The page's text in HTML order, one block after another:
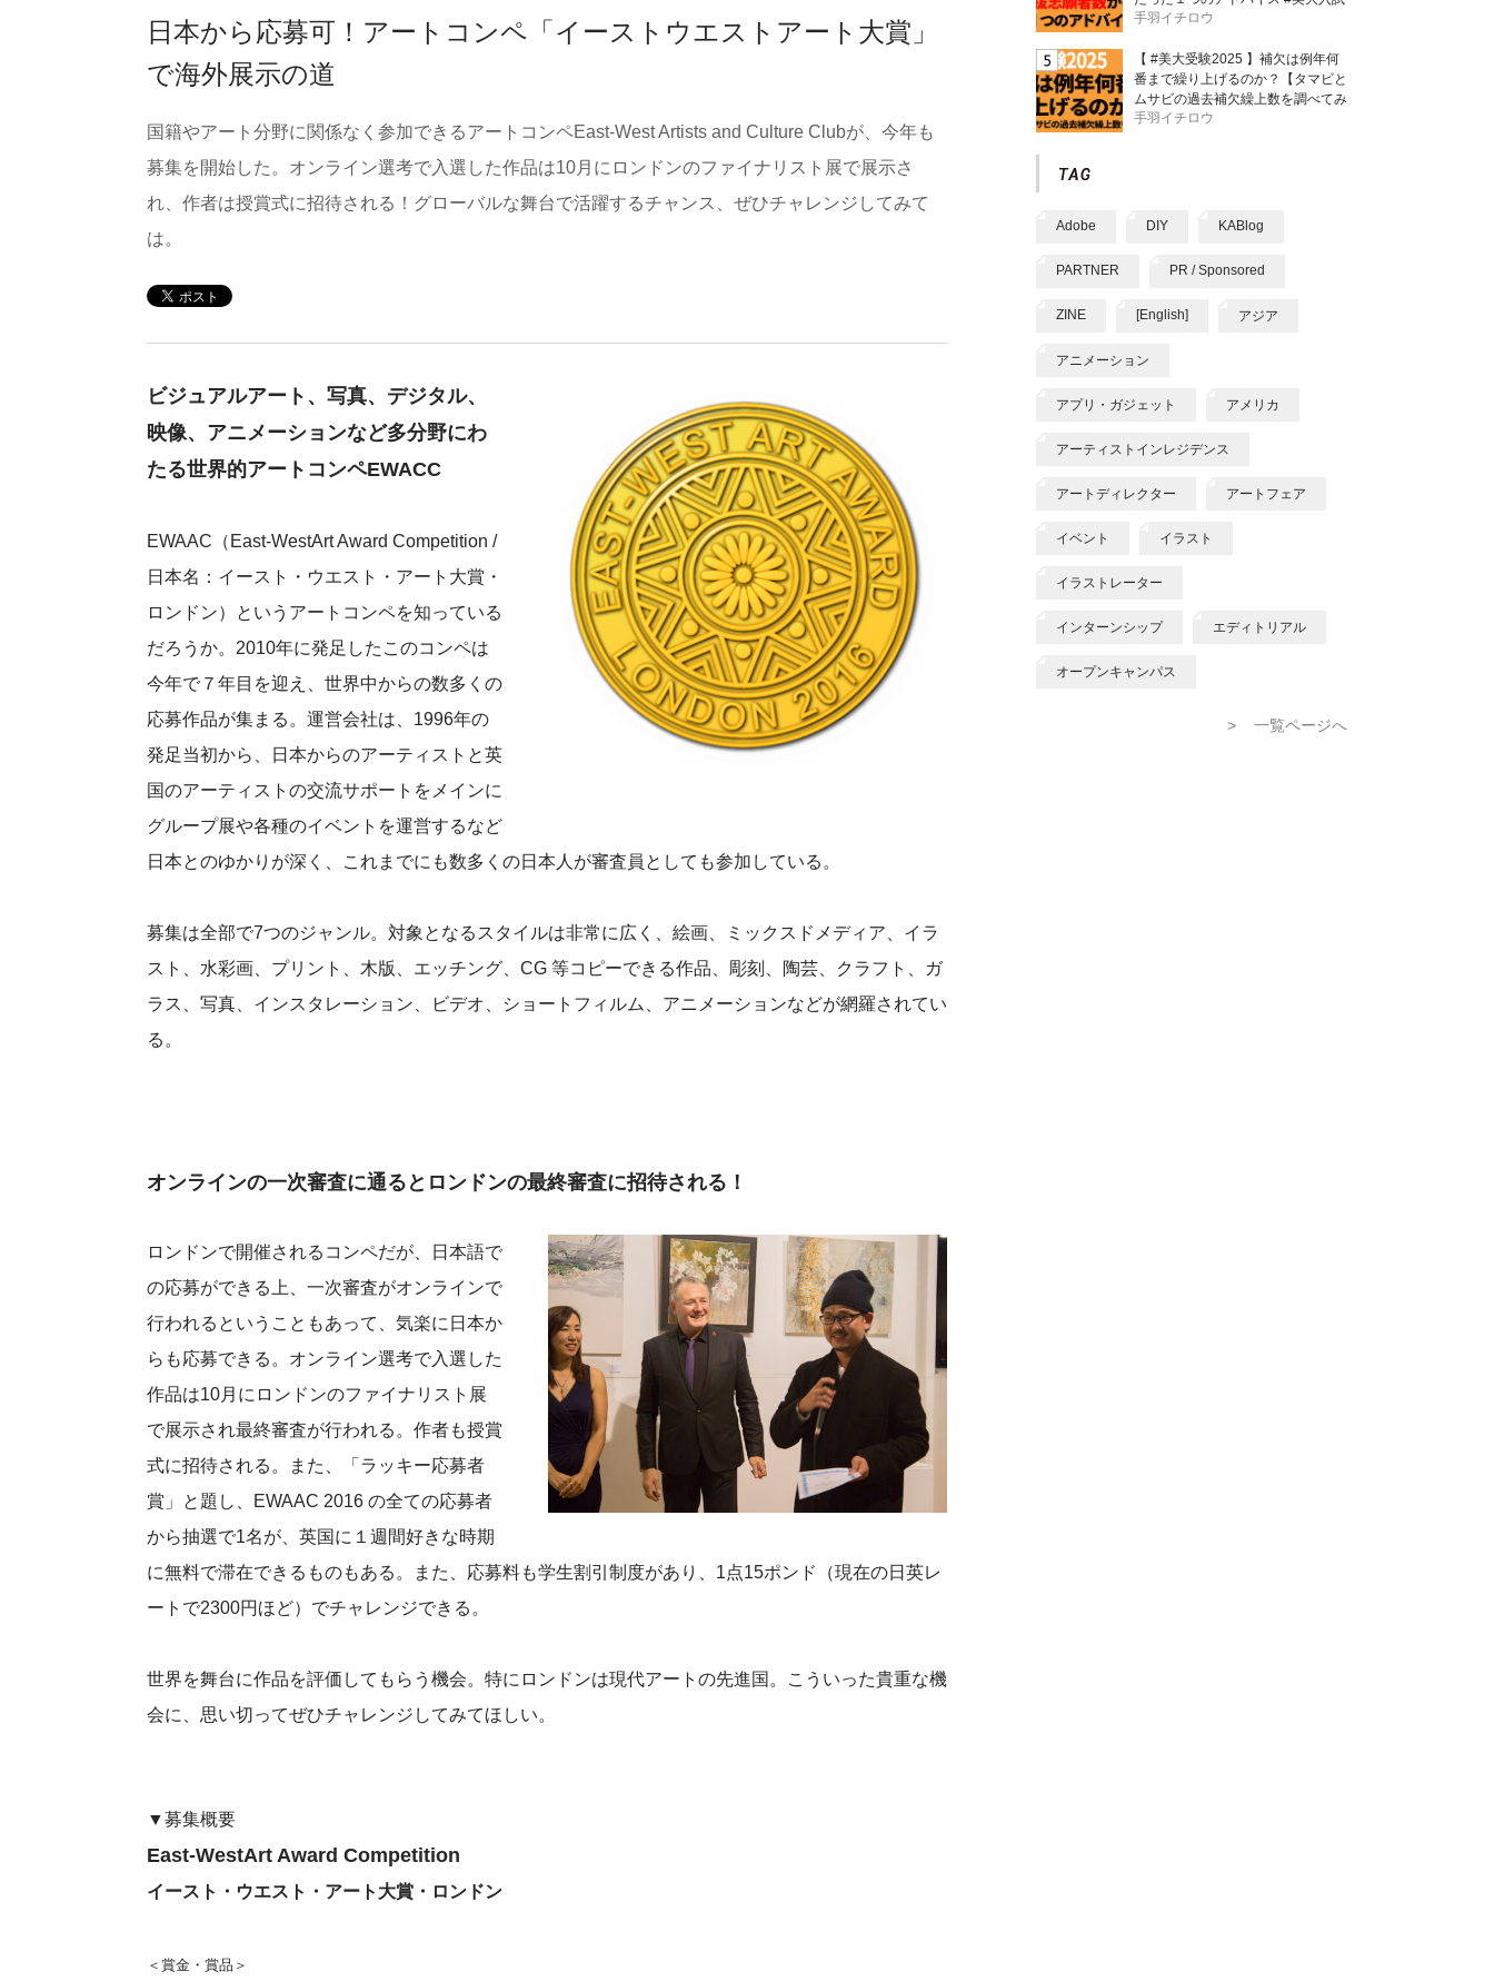
日本から応募可！アートコンペ「イーストウエストアート大賞」
で海外展示の道
国籍やアート分野に関係なく参加できるアートコンペEast-West Artists and Culture Clubが、今年も
募集を開始した。オンライン選考で入選した作品は10月にロンドンのファイナリスト展で展示さ
れ、作者は授賞式に招待される！グローバルな舞台で活躍するチャンス、ぜひチャレンジしてみて
は。
ビジュアルアート、写真、デジタル、
映像、アニメーションなど多分野にわ
たる世界的アートコンペEWACC
EWAAC（East-WestArt Award Competition /
日本名：イースト・ウエスト・アート大賞・
ロンドン）というアートコンペを知っている
だろうか。2010年に発足したこのコンペは
今年で７年目を迎え、世界中からの数多くの
応募作品が集まる。運営会社は、1996年の
発足当初から、日本からのアーティストと英
国のアーティストの交流サポートをメインに
グループ展や各種のイベントを運営するなど
日本とのゆかりが深く、これまでにも数多くの日本人が審査員としても参加している。
募集は全部で7つのジャンル。対象となるスタイルは非常に広く、絵画、ミックスドメディア、イラ
スト、水彩画、プリント、木版、エッチング、CG 等コピーできる作品、彫刻、陶芸、クラフト、ガ
ラス、写真、インスタレーション、ビデオ、ショートフィルム、アニメーションなどが網羅されてい
る。
オンラインの一次審査に通るとロンドンの最終審査に招待される！
ロンドンで開催されるコンペだが、日本語で
の応募ができる上、一次審査がオンラインで
行われるということもあって、気楽に日本か
らも応募できる。オンライン選考で入選した
作品は10月にロンドンのファイナリスト展
で展示され最終審査が行われる。作者も授賞
式に招待される。また、「ラッキー応募者
賞」と題し、EWAAC 2016 の全ての応募者
から抽選で1名が、英国に１週間好きな時期
に無料で滞在できるものもある。また、応募料も学生割引制度があり、1点15ポンド（現在の日英レ
ートで2300円ほど）でチャレンジできる。
世界を舞台に作品を評価してもらう機会。特にロンドンは現代アートの先進国。こういった貴重な機
会に、思い切ってぜひチャレンジしてみてほしい。
▼募集概要
East-WestArt Award Competition
イースト・ウエスト・アート大賞・ロンドン
＜賞金・賞品＞
手羽イチロウ
【 #美大受験2025 】補欠は例年何
番まで繰り上げるのか？【タマビと
ムサビの過去補欠繰上数を調べてみ
た】
手羽イチロウ
Adobe DIY KABlog
PARTNER PR / Sponsored
ZINE [English] アジア
アニメーション
アプリ・ガジェット アメリカ
アーティストインレジデンス
アートディレクター アートフェア
イベント イラスト
イラストレーター
インターンシップ エディトリアル
オープンキャンパス
> 一覧ページへ